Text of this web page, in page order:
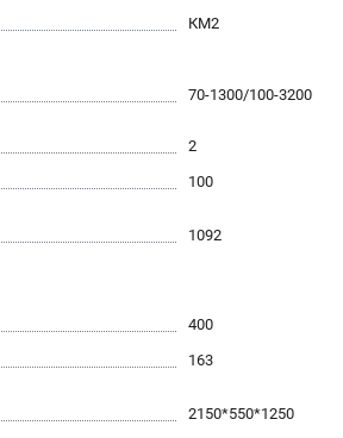
работы колл-центра:
КМ2
70-1300/100-3200
2
100
1092
400
163
2150*550*1250